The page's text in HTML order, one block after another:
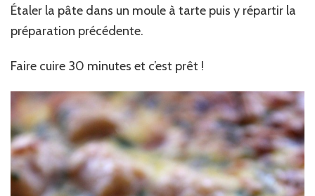
Étaler la pâte dans un moule à tarte puis y répartir la
préparation précédente.
Faire cuire 30 minutes et c’est prêt !